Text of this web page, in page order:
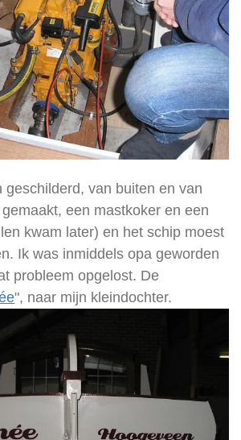
geschilderd, van buiten en van
een mastkoker en een
kwam later) en het schip moest
Ik was inmiddels opa geworden
probleem opgelost. De
", naar mijn kleindochter.